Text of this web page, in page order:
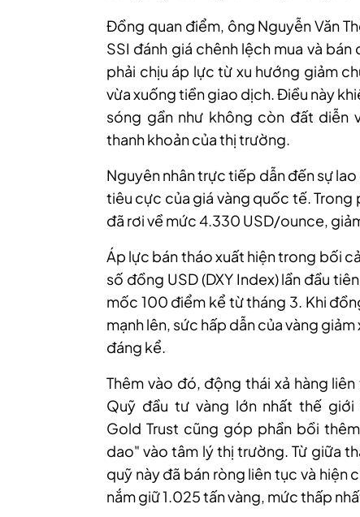
Đồng quan điểm, ông Nguyễn Văn
SSI đánh giá chênh lệch mua và
phải chịu áp lực từ xu hướng giảm
vừa xuống tiền giao dịch. Điều này
sóng gần như không còn đất diễn
thanh khoản của thị trường.
Nguyên nhân trực tiếp dẫn đến sự
tiêu cực của giá vàng quốc tế.
đã rơi về mức 4.330 USD/ounce,
Áp lực bán tháo xuất hiện trong bối
số đồng USD (DXY Index) lần đầu
mốc 100 điểm kể từ tháng 3. Khi
mạnh lên, sức hấp dẫn của vàng giảm
đáng kể.
Thêm vào đó, động thái xả hàng
Quỹ đầu tư vàng lớn nhất thế giới
Gold Trust cũng góp phần bồi
dao" vào tâm lý thị trường. Từ giữa
quỹ này đã bán ròng liên tục và hiện
nắm giữ 1.025 tấn vàng, mức thấp